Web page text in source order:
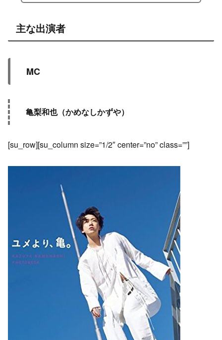
主な出演者
MC
亀梨和也（かめなしかずや）
[su_row][su_column size=”1/2″ center=”no” class=””]